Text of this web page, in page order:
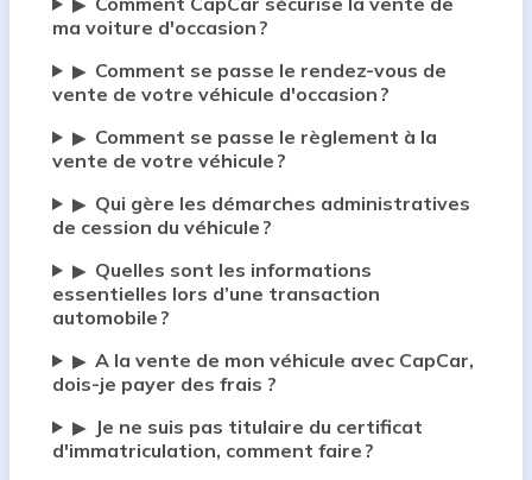
▶
ma voiture d'occasion ?
▶ Comment se passe le rendez-vous de
vente de votre véhicule d'occasion ?
▶ Comment se passe le règlement à la
vente de votre véhicule ?
▶ Qui gère les démarches administratives
de cession du véhicule ?
▶ Quelles sont les informations
essentielles lors d’une transaction
automobile ?
▶ A la vente de mon véhicule avec CapCar,
dois-je payer des frais ?
▶
Je ne suis pas titulaire du certificat
d'immatriculation, comment faire ?